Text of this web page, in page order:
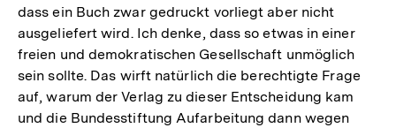
dass ein Buch zwar gedruckt vorliegt aber nicht
ausgeliefert wird. Ich denke, dass so etwas in einer
freien und demokratischen Gesellschaft unmöglich
sein sollte. Das wirft natürlich die berechtigte Frage
auf, warum der Verlag zu dieser Entscheidung kam
und die Bundesstiftung Aufarbeitung dann wegen